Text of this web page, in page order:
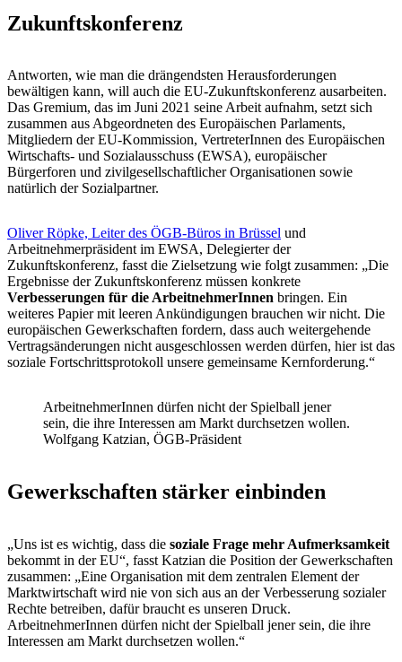
Zukunftskonferenz
Antworten, wie man die drängendsten Herausforderungen
bewältigen kann, will auch die EU-Zukunftskonferenz ausarbeiten.
Das Gremium, das im Juni 2021 seine Arbeit aufnahm, setzt sich
zusammen aus Abgeordneten des Europäischen Parlaments,
Mitgliedern der EU-Kommission, VertreterInnen des Europäischen
Wirtschafts- und Sozialausschuss (EWSA), europäischer
Bürgerforen und zivilgesellschaftlicher Organisationen sowie
natürlich der Sozialpartner.
Oliver Röpke, Leiter des ÖGB-Büros in Brüssel und
Arbeitnehmerpräsident im EWSA, Delegierter der
Zukunftskonferenz, fasst die Zielsetzung wie folgt zusammen: „Die
Ergebnisse der Zukunftskonferenz müssen konkrete
Verbesserungen für die ArbeitnehmerInnen bringen. Ein
weiteres Papier mit leeren Ankündigungen brauchen wir nicht. Die
europäischen Gewerkschaften fordern, dass auch weitergehende
Vertragsänderungen nicht ausgeschlossen werden dürfen, hier ist das
soziale Fortschrittsprotokoll unsere gemeinsame Kernforderung.“
ArbeitnehmerInnen dürfen nicht der Spielball jener
sein, die ihre Interessen am Markt durchsetzen wollen.
Wolfgang Katzian, ÖGB-Präsident
Gewerkschaften stärker einbinden
„Uns ist es wichtig, dass die soziale Frage mehr Aufmerksamkeit
bekommt in der EU“, fasst Katzian die Position der Gewerkschaften
zusammen: „Eine Organisation mit dem zentralen Element der
Marktwirtschaft wird nie von sich aus an der Verbesserung sozialer
Rechte betreiben, dafür braucht es unseren Druck.
ArbeitnehmerInnen dürfen nicht der Spielball jener sein, die ihre
Interessen am Markt durchsetzen wollen.“